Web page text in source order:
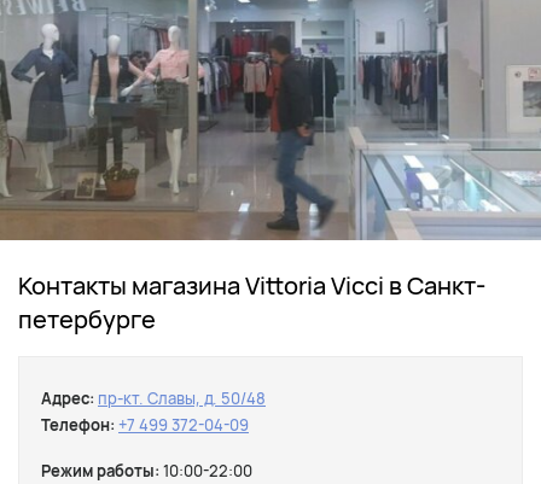
Контакты магазина Vittoria Vicci в Санкт-
петербурге
Адрес: пр-кт. Славы, д. 50/48
Телефон: +7 499 372-04-09
Режим работы: 10:00-22:00